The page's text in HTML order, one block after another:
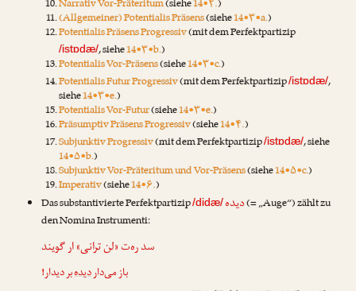
Narrativ Vor-Präteritum(siehe14•۲.)
(Allgemeiner) Potentialis Präsens(siehe14•۳•a.)
Potentialis Präsens Progressiv(mit dem Perfektpartizip
/istɒdæ/, siehe14•۳•b.)
Potentialis Vor-Präsens(siehe14•۳•c.)
Potentialis Futur Progressiv(mit dem Perfektpartizip/istɒdæ/,
siehe14•۳•e.)
Potentialis Vor-Futur(siehe14•۳•e.)
Präsumptiv Präsens Progressiv(siehe14•۴.)
Subjunktiv Progressiv(mit dem Perfektpartizip/istɒdæ/, siehe
14•۵•b.)
Subjunktiv Vor-Präteritum und Vor-Präsens(siehe14•۵•c.)
Imperativ(siehe14•۶.)
Das substantivierte Perfektpartizip/didæ/دیده(= „Auge“) zählt zu
den Nomina Instrumenti:
سد ره‌ت «لن ترانی» ار گویند
باز می‌داردیدهبر دیدار!